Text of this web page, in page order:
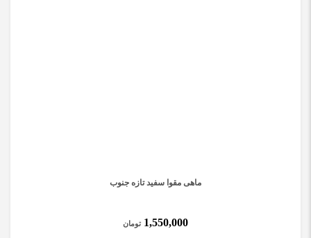
ماهی مقوا سفید تازه جنوب
1,550,000 تومان